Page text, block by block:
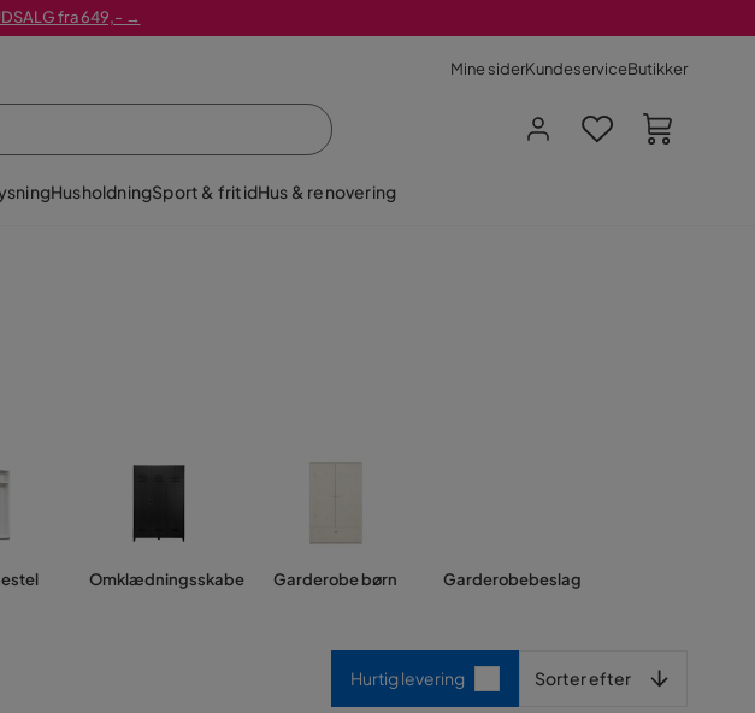
fra 649,- →
Mine siderKundeserviceButikker
HusholdningSport & fritidHus & renovering
Omklædningsskabe Garderobe børn Garderobebeslag
Hurtig levering Sorter efter